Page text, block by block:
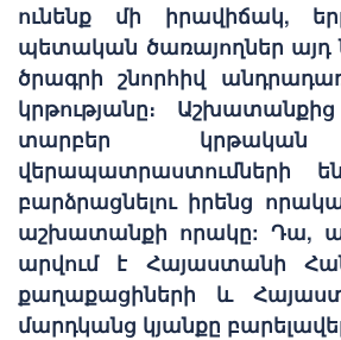
ունենք մի իրավիճակ,
պետական ծառայողներ այդ
ծրագրի շնորհիվ
կրթությանը։
տարբեր կրթական
վերապատրաստումների
բարձրացնելու իրենց
աշխատանքի որակը: Դա,
արվում է Հայաստանի
քաղաքացիների և
մարդկանց կյանքը